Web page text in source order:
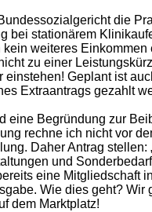
die
bei stationärem
weiteres
zu einer
Geplant ist
Extraantrags gezahlt
eine Begründung zur
rechne ich nicht vor
Daher Antrag
und
eine Mitgliedschaft
Wie dies geht? Wir
dem Marktplatz!